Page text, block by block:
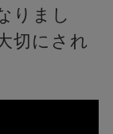
りまし
切にされ